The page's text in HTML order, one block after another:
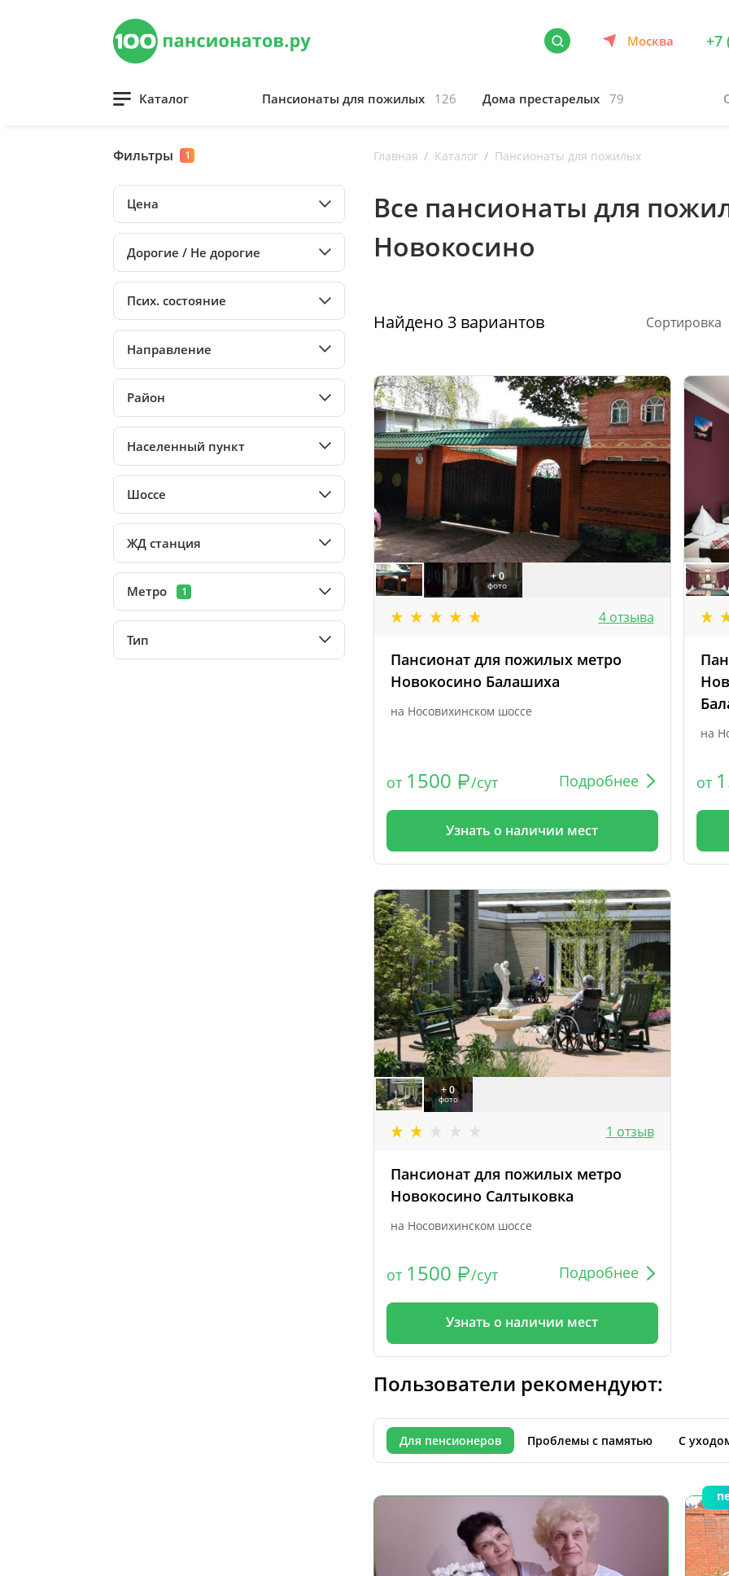
Москва +7
Каталог Пансионаты для пожилых 126 Дома престарелых 79
Фильтры 1
Цена
Дорогие / Не дорогие
Псих. состояние
Направление
Район
Населенный пункт
Шоссе
ЖД станция
Метро 1
Тип
Главная Каталог Пансионаты для пожилых
Все пансионаты для
Новокосино
Найдено 3 вариантов Сортировка
+ 0
фото
4 отзыва
Пансионат для пожилых метро
Новокосино Балашиха
на Носовихинском шоссе
от 1500 /сут Подробнее
Узнать о наличии мест
на
от
+ 0
фото
1 отзыв
Пансионат для пожилых метро
Новокосино Салтыковка
на Носовихинском шоссе
от 1500 /сут Подробнее
Узнать о наличии мест
Пользователи рекомендуют:
Для пенсионеров Проблемы с памятью С